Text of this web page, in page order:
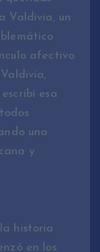
Valdivia, un
afectivo
esa
una
y
historia
en los